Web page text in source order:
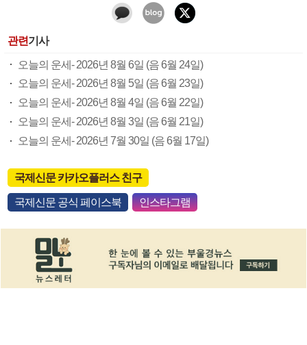
관련기사
오늘의 운세- 2026년 8월 6일 (음 6월 24일)
오늘의 운세- 2026년 8월 5일 (음 6월 23일)
오늘의 운세- 2026년 8월 4일 (음 6월 22일)
오늘의 운세- 2026년 8월 3일 (음 6월 21일)
오늘의 운세- 2026년 7월 30일 (음 6월 17일)
국제신문 카카오플러스 친구
국제신문 공식 페이스북 인스타그램